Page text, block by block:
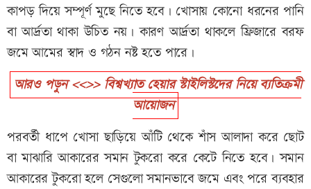
কাপড় দিয়ে সম্পূর্ণ মুছে নিতে হবে। খোসায় কোনো ধরনের পানি
বা আর্দ্রতা থাকা উচিত নয়। কারণ আর্দ্রতা থাকলে ফ্রিজারে বরফ
জমে আমের স্বাদ ও গঠন নষ্ট হতে পারে।
আরও পড়ুন <<>> বিশ্বখ্যাত হেয়ার স্টাইলিস্টদের নিয়ে ব্যতিক্রমী
আয়োজন
পরবর্তী ধাপে খোসা ছাড়িয়ে আঁটি থেকে শাঁস আলাদা করে ছোট
বা মাঝারি আকারের সমান টুকরো করে কেটে নিতে হবে। সমান
আকারের টুকরো হলে সেগুলো সমানভাবে জমে এবং পরে ব্যবহার